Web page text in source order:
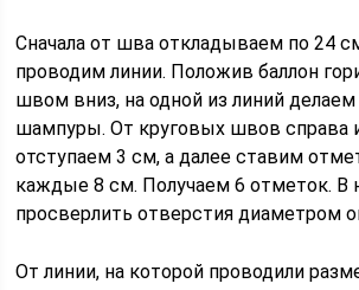
Сначала от шва откладываем по 24
проводим линии. Положив баллон
швом вниз, на одной из линий
шампуры. От круговых швов справа
отступаем 3 см, а далее ставим
каждые 8 см. Получаем 6 отметок. В
просверлить отверстия диаметром
От линии, на которой проводили